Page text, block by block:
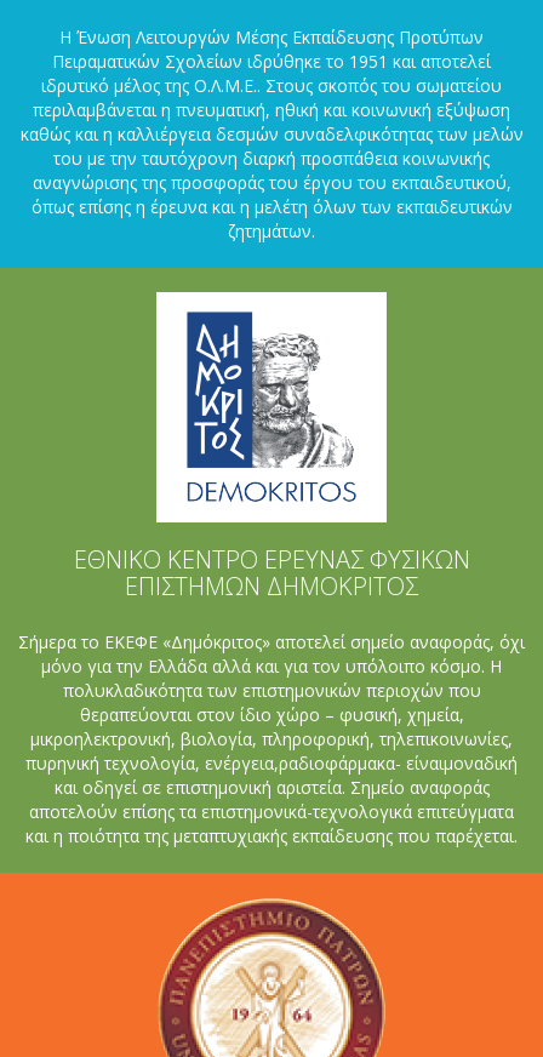
Η Ένωση Λειτουργών Μέσης Εκπαίδευσης Προτύπων
Πειραματικών Σχολείων ιδρύθηκε το 1951 και αποτελεί
ιδρυτικό μέλος της Ο.Λ.Μ.Ε.. Στους σκοπός του σωματείου
περιλαμβάνεται η πνευματική, ηθική και κοινωνική εξύψωση
καθώς και η καλλιέργεια δεσμών συναδελφικότητας των μελών
του με την ταυτόχρονη διαρκή προσπάθεια κοινωνικής
αναγνώρισης της προσφοράς του έργου του εκπαιδευτικού,
όπως επίσης η έρευνα και η μελέτη όλων των εκπαιδευτικών
ζητημάτων.
ΕΘΝΙΚΟ ΚΕΝΤΡΟ ΕΡΕΥΝΑΣ ΦΥΣΙΚΩΝ
ΕΠΙΣΤΗΜΩΝ ΔΗΜΟΚΡΙΤΟΣ
Σήμερα το ΕΚΕΦΕ «Δημόκριτος» αποτελεί σημείο αναφοράς, όχι
μόνο για την Ελλάδα αλλά και για τον υπόλοιπο κόσμο. Η
πολυκλαδικότητα των επιστημονικών περιοχών που
θεραπεύονται στον ίδιο χώρο – φυσική, χημεία,
μικροηλεκτρονική, βιολογία, πληροφορική, τηλεπικοινωνίες,
πυρηνική τεχνολογία, ενέργεια,ραδιοφάρμακα- είναιμοναδική
και οδηγεί σε επιστημονική αριστεία. Σημείο αναφοράς
αποτελoύν επίσης τα επιστημονικά-τεχνολογικά επιτεύγματα
και η ποιότητα της μεταπτυχιακής εκπαίδευσης που παρέχεται.